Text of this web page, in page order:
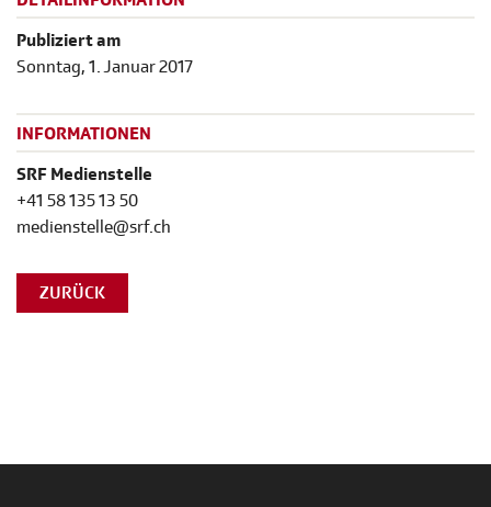
Publiziert am
Sonntag, 1. Januar 2017
INFORMATIONEN
SRF Medienstelle
+41 58 135 13 50
medienstelle@srf.ch
ZURÜCK